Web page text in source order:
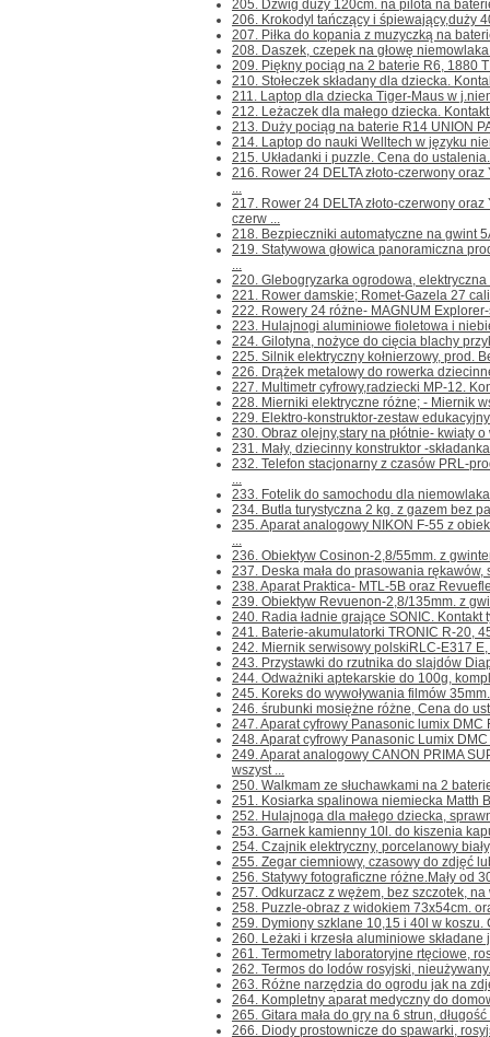
205. Dżwig duży 120cm. na pilota na
206. Krokodyl tańczący i śpiewający,duży
207. Piłka do kopania z muzyczką na
208. Daszek, czepek na głowę
209. Piękny pociąg na 2 baterie R6, 1880
210. Stołeczek składany dla dziecka.
211. Laptop dla dziecka Tiger-Maus w
212. Leżaczek dla małego dziecka.
213. Duży pociąg na baterie R14 UNION
214. Laptop do nauki Welltech w języku
215. Układanki i puzzle. Cena do
216. Rower 24 DELTA złoto-czerwony
...
217. Rower 24 DELTA złoto-czerwony
czerw ...
218. Bezpieczniki automatyczne na gwint
219. Statywowa głowica panoramiczna
...
220. Glebogryzarka ogrodowa, elektryczna
221. Rower damskie; Romet-Gazela 27
222. Rowery 24 różne- MAGNUM
223. Hulajnogi aluminiowe fioletowa i
224. Gilotyna, nożyce do cięcia blachy
225. Silnik elektryczny kołnierzowy, prod.
226. Drążek metalowy do rowerka
227. Multimetr cyfrowy,radziecki MP-12.
228. Mierniki elektryczne różne; - Miernik
229. Elektro-konstruktor-zestaw
230. Obraz olejny,stary na płótnie- kwiaty
231. Mały, dziecinny konstruktor -
232. Telefon stacjonarny z czasów PRL-
...
233. Fotelik do samochodu dla
234. Butla turystyczna 2 kg. z gazem bez
235. Aparat analogowy NIKON F-55 z
...
236. Obiektyw Cosinon-2,8/55mm. z
237. Deska mała do prasowania
238. Aparat Praktica- MTL-5B oraz
239. Obiektyw Revuenon-2,8/135mm. z
240. Radia ładnie grające SONIC. Kontakt
241. Baterie-akumulatorki TRONIC R-20,
242. Miernik serwisowy polskiRLC-E317
243. Przystawki do rzutnika do slajdów
244. Odważniki aptekarskie do 100g,
245. Koreks do wywoływania filmów
246. śrubunki mosiężne różne, Cena do
247. Aparat cyfrowy Panasonic lumix DMC
248. Aparat cyfrowy Panasonic Lumix
249. Aparat analogowy CANON PRIMA
wszyst ...
250. Walkmam ze słuchawkami na 2
251. Kosiarka spalinowa niemiecka Matth
252. Hulajnoga dla małego dziecka,
253. Garnek kamienny 10l. do kiszenia
254. Czajnik elektryczny, porcelanowy
255. Zegar ciemniowy, czasowy do zdjęć
256. Statywy fotograficzne różne.Mały od
257. Odkurzacz z wężem, bez szczotek,
258. Puzzle-obraz z widokiem 73x54cm.
259. Dymiony szklane 10,15 i 40l w koszu.
260. Leżaki i krzesła aluminiowe
261. Termometry laboratoryjne rtęciowe,
262. Termos do lodów rosyjski,
263. Różne narzędzia do ogrodu jak na
264. Kompletny aparat medyczny do
265. Gitara mała do gry na 6 strun,
266. Diody prostownicze do spawarki,